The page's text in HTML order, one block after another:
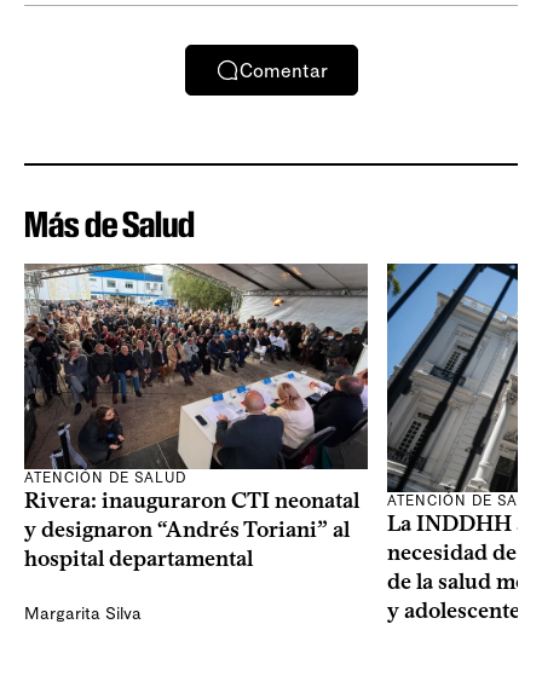
Comentar
Más de Salud
ATENCIÓN DE SALUD
Rivera: inauguraron CTI neonatal
y designaron “Andrés Toriani” al
hospital departamental
Margarita Silva
ATENCIÓN DE
La INDDHH
necesidad de
de la salud
y adolescentes